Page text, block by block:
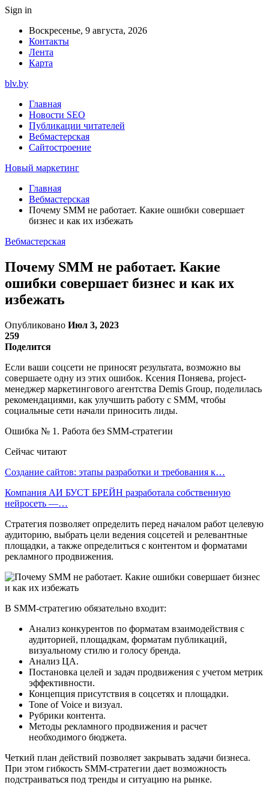
Sign in
Воскресенье, 9 августа, 2026
Контакты
Лента
Карта
blv.by
Главная
Новости SEO
Публикации читателей
Вебмастерская
Сайтостроение
Новый маркетинг
Главная
Вебмастерская
Почему SMM не работает. Какие ошибки совершает
бизнес и как их избежать
Вебмастерская
Почему SMM не работает. Какие
ошибки совершает бизнес и как их
избежать
Опубликовано Июл 3, 2023
259
Поделится
Если ваши соцсети не приносят результата, возможно вы
совершаете одну из этих ошибок. Ксения Поняева, project-
менеджер маркетингового агентства Demis Group, поделилась
рекомендациями, как улучшить работу с SMM, чтобы
социальные сети начали приносить лиды.
Ошибка № 1. Работа без SMM-стратегии
Сейчас читают
Создание сайтов: этапы разработки и требования к…
Компания АИ БУСТ БРЕЙН разработала собственную
нейросеть —…
Стратегия позволяет определить перед началом работ целевую
аудиторию, выбрать цели ведения соцсетей и релевантные
площадки, а также определиться с контентом и форматами
рекламного продвижения.
В SMM-стратегию обязательно входит:
Анализ конкурентов по форматам взаимодействия с
аудиторией, площадкам, форматам публикаций,
визуальному стилю и голосу бренда.
Анализ ЦА.
Постановка целей и задач продвижения с учетом метрик
эффективности.
Концепция присутствия в соцсетях и площадки.
Tone of Voice и визуал.
Рубрики контента.
Методы рекламного продвижения и расчет
необходимого бюджета.
Четкий план действий позволяет закрывать задачи бизнеса.
При этом гибкость SMM-стратегии дает возможность
подстраиваться под тренды и ситуацию на рынке.